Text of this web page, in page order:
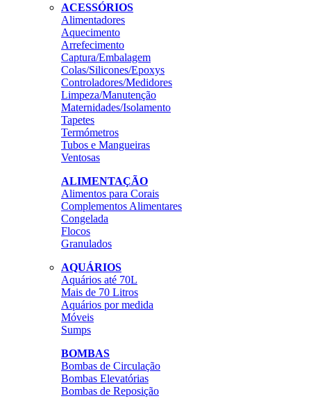
ACESSÓRIOS
Alimentadores
Aquecimento
Arrefecimento
Captura/Embalagem
Colas/Silicones/Epoxys
Controladores/Medidores
Limpeza/Manutenção
Maternidades/Isolamento
Tapetes
Termómetros
Tubos e Mangueiras
Ventosas
ALIMENTAÇÃO
Alimentos para Corais
Complementos Alimentares
Congelada
Flocos
Granulados
AQUÁRIOS
Aquários até 70L
Mais de 70 Litros
Aquários por medida
Móveis
Sumps
BOMBAS
Bombas de Circulação
Bombas Elevatórias
Bombas de Reposição